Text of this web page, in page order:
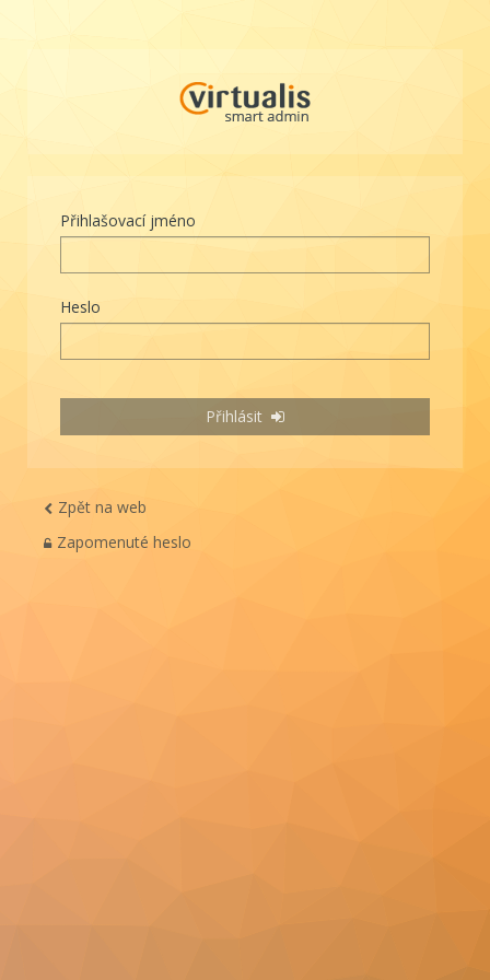
Přihlašovací jméno
Heslo
Přihlásit
Zpět na web
Zapomenuté heslo